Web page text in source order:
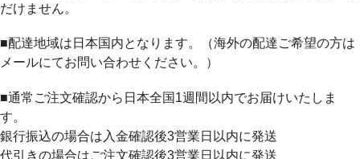
だけません。
■配達地域は日本国内となります。（海外の配達ご希望の方は
メールにてお問い合わせください。）
■通常ご注文確認から日本全国1週間以内でお届けいたしま
す。
銀行振込の場合は入金確認後3営業日以内に発送
代引きの場合はご注文確認後3営業日以内に発送